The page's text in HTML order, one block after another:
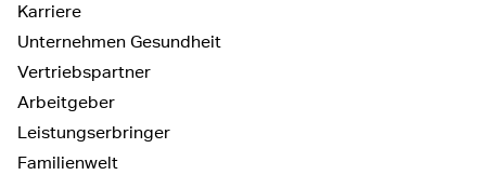
Karriere
Unternehmen Gesundheit
Vertriebspartner
Arbeitgeber
Leistungserbringer
Familienwelt